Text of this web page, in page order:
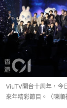
ViuTV開台十周年，今
來年精彩節目。（陳順